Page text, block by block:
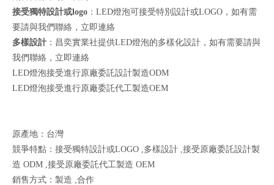
接受獨特設計或logo ：LED燈泡可接受特別設計或LOGO，如有需
要請與我們聯絡， 立即連絡
多樣設計 ：昌奕實業社提供LED燈泡的多樣化設計，如有需要請與
我們聯絡， 立即連絡
LED燈泡接受進行原廠委託設計製造ODM
LED燈泡接受進行原廠委託代工製造OEM
原產地：台灣
競爭特點：接受獨特設計或LOGO ,多樣設計 ,接受原廠委託設計製
造 ODM ,接受原廠委託代工製造 OEM
銷售方式：製造 ,合作